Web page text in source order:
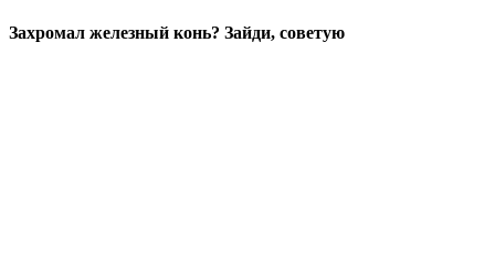
Захромал железный конь? Зайди, советую